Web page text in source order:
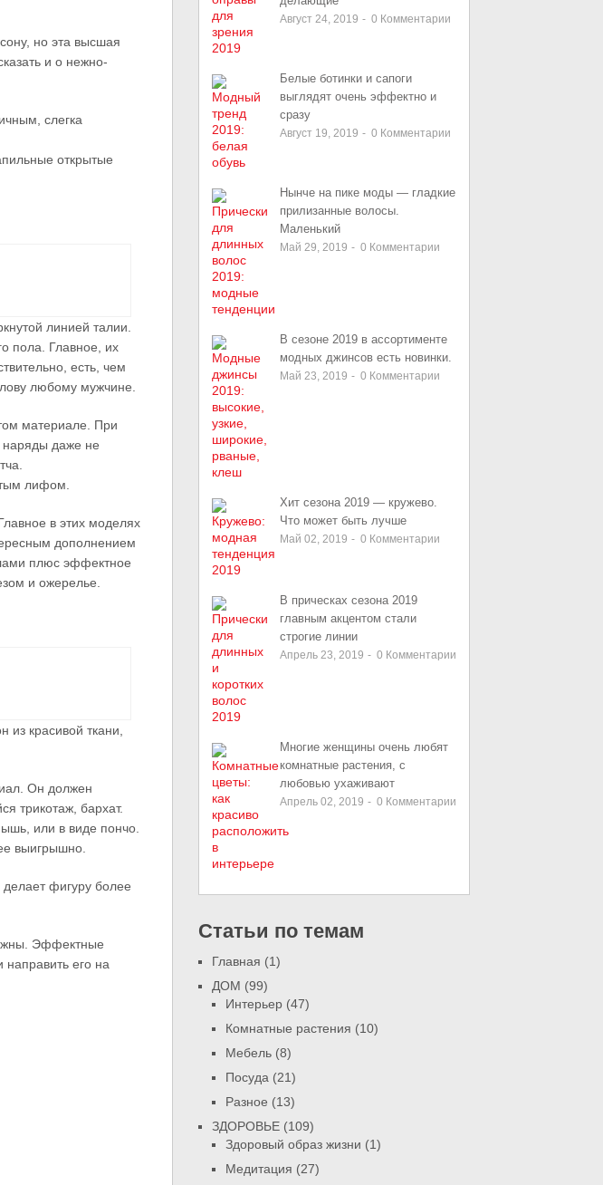
но эта высшая
и о нежно-
слегка
открытые
линией талии.
пола. Главное, их
есть, чем
любому мужчине.
материале. При
наряды даже не
лифом.
в этих моделях
дополнением
плюс эффектное
и ожерелье.
красивой ткани,
Он должен
трикотаж, бархат.
или в виде пончо.
выигрышно.
фигуру более
Эффектные
его на
Август 24, 2019 - 0 Комментарии
Белые ботинки и сапоги
выглядят очень эффектно и
сразу
Август 19, 2019 - 0 Комментарии
Нынче на пике моды — гладкие
прилизанные волосы.
Маленький
Май 29, 2019 - 0 Комментарии
В сезоне 2019 в ассортименте
модных джинсов есть новинки.
Май 23, 2019 - 0 Комментарии
Хит сезона 2019 — кружево.
Что может быть лучше
Май 02, 2019 - 0 Комментарии
В прическах сезона 2019
главным акцентом стали
строгие линии
Апрель 23, 2019 - 0 Комментарии
Многие женщины очень любят
комнатные растения, с
любовью ухаживают
Апрель 02, 2019 - 0 Комментарии
Статьи по темам
Главная (1)
ДОМ (99)
Интерьер (47)
Комнатные растения (10)
Мебель (8)
Посуда (21)
Разное (13)
ЗДОРОВЬЕ (109)
Здоровый образ жизни (1)
Медитация (27)